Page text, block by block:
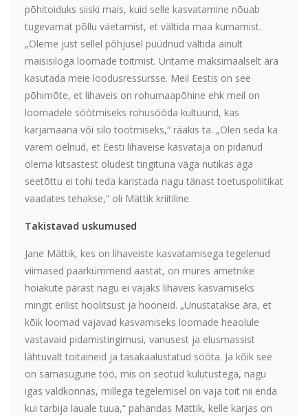
põhitoiduks siiski mais, kuid selle kasvatamine nõuab
tugevamat põllu väetamist, et vältida maa kurnamist.
„Oleme just sellel põhjusel püüdnud vältida ainult
maisisiloga loomade toitmist. Üritame maksimaalselt ära
kasutada meie loodusressursse. Meil Eestis on see
põhimõte, et lihaveis on rohumaapõhine ehk meil on
loomadele söötmiseks rohusööda kultuurid, kas
karjamaana või silo tootmiseks,“ rääkis ta. „Olen seda ka
varem öelnud, et Eesti lihaveise kasvataja on pidanud
olema kitsastest oludest tingituna väga nutikas aga
seetõttu ei tohi teda karistada nagu tänast toetuspoliitikat
vaadates tehakse,“ oli Mättik kriitiline.
Takistavad uskumused
Jane Mättik, kes on lihaveiste kasvatamisega tegelenud
viimased paarkümmend aastat, on mures ametnike
hoiakute pärast nagu ei vajaks lihaveis kasvamiseks
mingit erilist hoolitsust ja hooneid. „Unustatakse ära, et
kõik loomad vajavad kasvamiseks loomade heaolule
vastavaid pidamistingimusi, vanusest ja elusmassist
lähtuvalt toitaineid ja tasakaalustatud sööta. Ja kõik see
on samasugune töö, mis on seotud kulutustega, nagu
igas valdkonnas, millega tegelemisel on vaja toit nii enda
kui tarbija lauale tuua,“ pahandas Mättik, kelle karjas on